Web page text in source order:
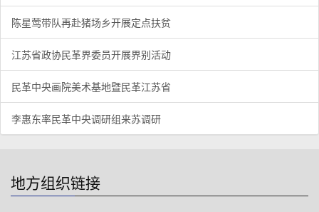
陈星莺带队再赴猪场乡开展定点扶贫
江苏省政协民革界委员开展界别活动
民革中央画院美术基地暨民革江苏省
李惠东率民革中央调研组来苏调研
地方组织链接